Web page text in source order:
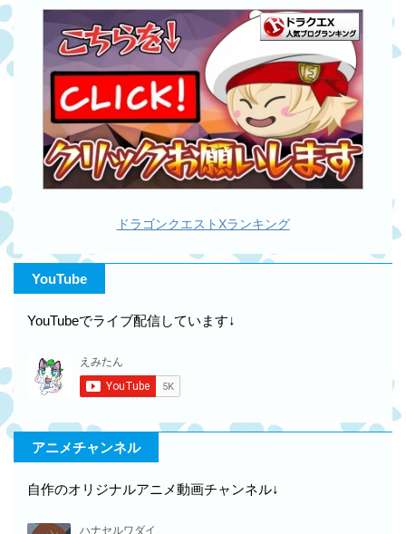
ドラゴンクエストXランキング
YouTube
YouTubeでライブ配信しています↓
アニメチャンネル
自作のオリジナルアニメ動画チャンネル↓